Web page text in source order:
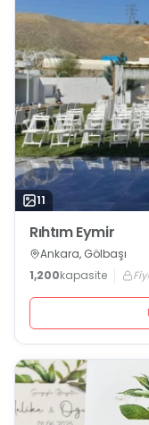
11
Rıhtım Eymir
Ankara, Gölbaşı
1,200kapasite